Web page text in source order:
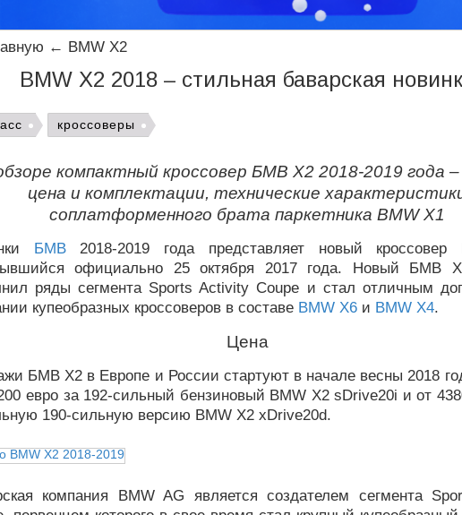
← BMW X2
BMW X2 2018 – стильная баварская
кроссоверы
компактный кроссовер БМВ Х2 2018-2019 года
цена и комплектации, технические
соплатформенного брата паркетника BMW X1
БМВ2018-2019 года представляет новый кроссовер
официально 25 октября 2017 года. Новый БМВ
ряды сегмента Sports Activity Coupe и стал отличным
купеобразных кроссоверов в составе BMW X6и BMW X4.
Цена
БМВ Х2 в Европе и России стартуют в начале весны 2018
евро за 192-сильный бензиновый BMW X2 sDrive20i и от
190-сильную версию BMW X2 xDrive20d.
компания BMW AG является создателем сегмента